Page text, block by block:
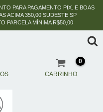
PARA PAGAMENTO PIX. E BOAS
ACIMA 350,00 SUDESTE SP
PARCELA MÍNIMA R$50,00
CARRINHO
0